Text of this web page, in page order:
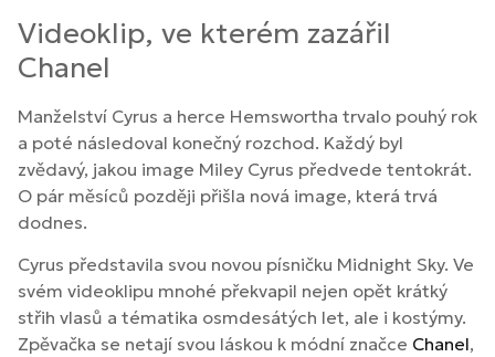
Videoklip, ve kterém zazářil
Chanel
Manželství Cyrus a herce Hemswortha trvalo pouhý rok
a poté následoval konečný rozchod. Každý byl
zvědavý, jakou image Miley Cyrus předvede tentokrát.
O pár měsíců později přišla nová image, která trvá
dodnes.
Cyrus představila svou novou písničku Midnight Sky. Ve
svém videoklipu mnohé překvapil nejen opět krátký
střih vlasů a tématika osmdesátých let, ale i kostýmy.
Zpěvačka se netají svou láskou k módní značce Chanel,